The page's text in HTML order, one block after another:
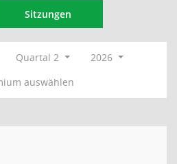
Sitzungen
Quartal 2
2026
auswählen